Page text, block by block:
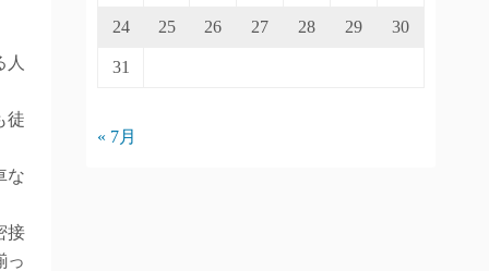
人
徒
な
接
っ
24 25 26 27 28 29 30
31
« 7月